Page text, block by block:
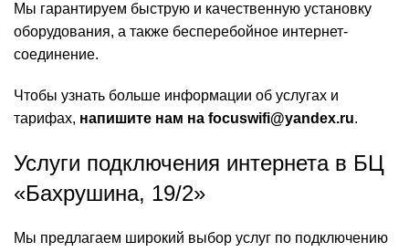
Мы гарантируем быструю и качественную установку
оборудования, а также бесперебойное интернет-
соединение.
Чтобы узнать больше информации об услугах и
тарифах, напишите нам на focuswifi@yandex.ru.
Услуги подключения интернета в БЦ
«Бахрушина, 19/2»
Мы предлагаем широкий выбор услуг по подключению